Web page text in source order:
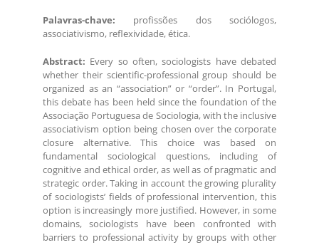
Palavras-chave: profissões dos sociólogos,
associativismo, reflexividade, ética.
Abstract: Every so often, sociologists have debated
whether their scientific-professional group should be
organized as an “association” or “order”. In Portugal,
this debate has been held since the foundation of the
Associação Portuguesa de Sociologia, with the inclusive
associativism option being chosen over the corporate
closure alternative. This choice was based on
fundamental sociological questions, including of
cognitive and ethical order, as well as of pragmatic and
strategic order. Taking in account the growing plurality
of sociologists’ fields of professional intervention, this
option is increasingly more justified. However, in some
domains, sociologists have been confronted with
barriers to professional activity by groups with other